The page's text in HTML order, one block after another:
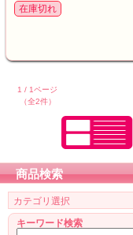
在庫切れ
1 / 1ページ
（全2件）
商品検索
キーワード検索